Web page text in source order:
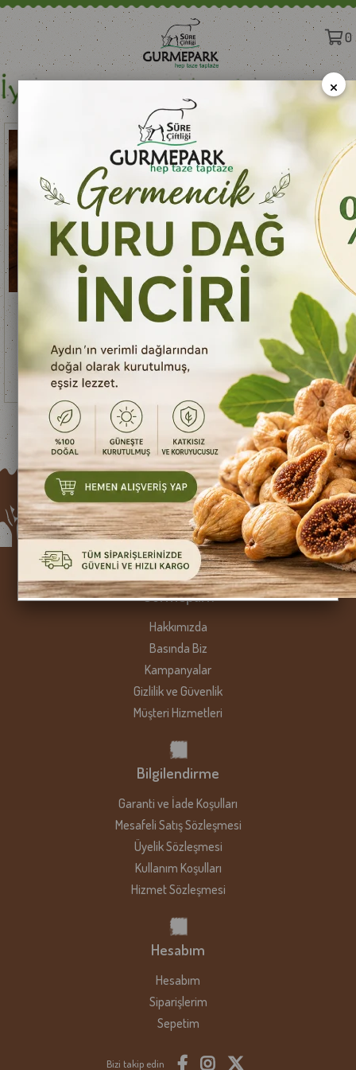
0
Cin Patlatmalık Mısır 1000 g e
₺49,50 ₺59,40
Sepete Ekle
%17
Barbunya 1000 g e
₺176,00 ₺211,20
Sepete Ekle
%17
Gurmepark
Hakkımızda
Basında Biz
Kampanyalar
Gizlilik ve Güvenlik
Müşteri Hizmetleri
Bilgilendirme
Garanti ve İade Koşulları
Mesafeli Satış Sözleşmesi
Üyelik Sözleşmesi
Kullanım Koşulları
Hizmet Sözleşmesi
Hesabım
Hesabım
Siparişlerim
Sepetim
Bizi takip edin
×